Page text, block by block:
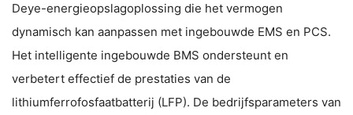
Deye-energieopslagoplossing die het vermogen
dynamisch kan aanpassen met ingebouwde EMS en PCS.
Het intelligente ingebouwde BMS ondersteunt en
verbetert effectief de prestaties van de
lithiumferrofosfaatbatterij (LFP). De bedrijfsparameters van